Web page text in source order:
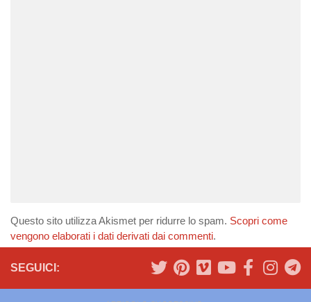
Questo sito utilizza Akismet per ridurre lo spam. Scopri come
vengono elaborati i dati derivati dai commenti.
SEGUICI: